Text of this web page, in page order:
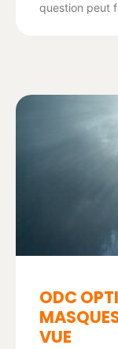
question peut
ODC
VUE